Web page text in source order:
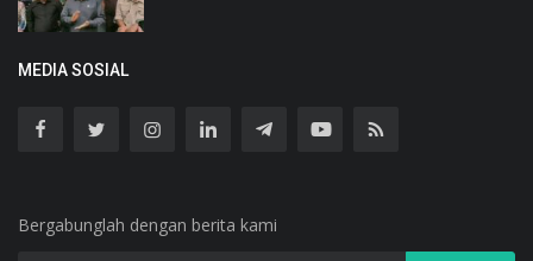
MEDIA SOSIAL
Bergabunglah dengan berita kami